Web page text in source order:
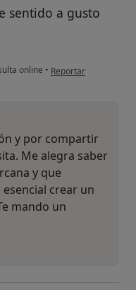
sentido a gusto
online • en opinión del
Reportar
y por compartir
Me alegra saber
y que
crear un
mando un